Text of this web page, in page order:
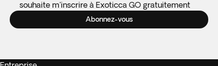
souhaite m'inscrire à Exoticca GO gratuitement
Abonnez-vous